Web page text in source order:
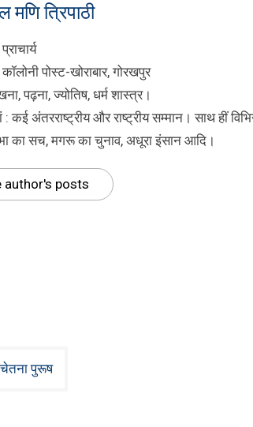
मणि त्रिपाठी
पोस्ट-खोराबार, गोरखपुर
पढ़ना, ज्योतिष, धर्म शास्त्र।
: कई अंतरराष्ट्रीय और राष्ट्रीय सम्मान। साथ हीं
का सच, मगरू का चुनाव, अधूरा इंसान आदि।
author's posts
पुरू‍ष